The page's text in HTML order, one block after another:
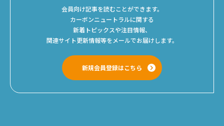
会員向け記事を読むことができます。
カーボンニュートラルに関する
新着トピックスや注目情報、
関連サイト更新情報等をメールでお届けします。
新規会員登録はこちら